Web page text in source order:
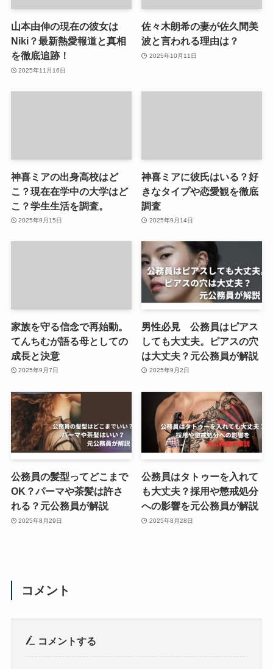
山本由伸の現在の彼女は
Niki？最新熱愛報道と真相
を徹底追跡！
2025年11月16日
佐々木朗希の妻が佐久間美
波と言われる理由は？
2025年10月11日
神喜ミアの出身高校はど
こ？現在在学中の大学はど
こ？学生生活を調査。
2025年9月15日
神喜ミアに彼氏はいる？好
きなタイプや恋愛観を徹底
調査
2025年9月14日
家族を守る信念で再始動。
てんちむが語る母としての
成長と決意
2025年9月7日
男性必見 公務員はピアス
しても大丈夫。ピアスの穴
は大丈夫？元公務員が解説
2025年9月2日
公務員の髪型ってどこまで
OK？パーマや茶髪は許さ
れる？元公務員が解説
2025年8月29日
公務員はタトゥーを入れて
も大丈夫？採用や懲戒処分
への影響を元公務員が解説
2025年8月28日
コメント
コメントする